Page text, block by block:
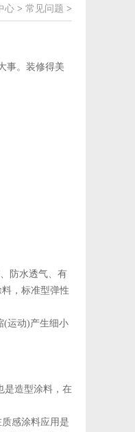
心 > 常见问题 >
事。装修得美
防水透气、有
，标准型弹性
(运动)产生细小
是造型涂料，在
感涂料应用是